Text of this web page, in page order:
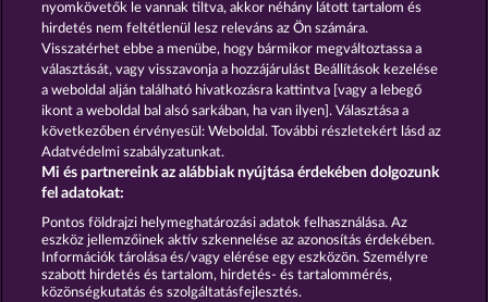
Részvételi feltételek
Adatkezelési tájékoztató Impresszum
A cég GYIK
nyomkövetők le vannak tiltva, akkor néhány látott tartalom és
hirdetés nem feltétlenül lesz releváns az Ön számára.
Visszatérhet ebbe a menübe, hogy bármikor megváltoztassa a
választását, vagy visszavonja a hozzájárulást Beállítások kezelése
a weboldal alján található hivatkozásra kattintva [vagy a lebegő
ikont a weboldal bal alsó sarkában, ha van ilyen]. Választása a
következőben érvényesül: Weboldal. További részletekért lásd az
Adatvédelmi szabályzatunkat.
Mi és partnereink az alábbiak nyújtása érdekében dolgozunk
fel adatokat:
Pontos földrajzi helymeghatározási adatok felhasználása. Az
eszköz jellemzőinek aktív szkennelése az azonosítás érdekében.
Információk tárolása és/vagy elérése egy eszközön. Személyre
szabott hirdetés és tartalom, hirdetés- és tartalommérés,
közönségkutatás és szolgáltatásfejlesztés.